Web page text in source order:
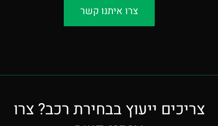
צרו איתנו קשר
צריכים ייעוץ בבחירת רכב? צרו